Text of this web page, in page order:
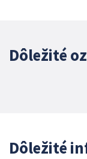
Dôležité
Dôležité